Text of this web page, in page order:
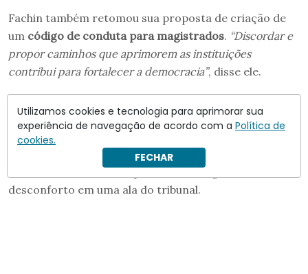
Fachin também retomou sua proposta de criação de
um código de conduta para magistrados. “Discordar e
propor caminhos que aprimorem as instituições
contribui para fortalecer a democracia”, disse ele.
A iniciativa enfrenta resistências internas: de acordo
com informações daFolha, a ideia divide ministros do
próprio STF — inclusive alguns favoráveis à existência
de regras de conduta —, e declarações públicas
recentes de Fachin à imprensa teriam gerado
desconforto em uma ala do tribunal.
Utilizamos cookies e tecnologia para aprimorar sua
experiência de navegação de acordo com a Política de
cookies.
FECHAR